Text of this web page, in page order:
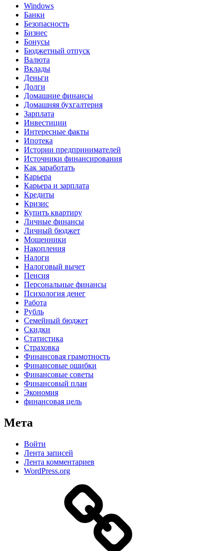
Windows
Банки
Безопасность
Бизнес
Бонусы
Бюджетный отпуск
Валюта
Вклады
Деньги
Долги
Домашние финансы
Домашняя бухгалтерия
Зарплата
Инвестиции
Интересные факты
Ипотека
Истории предпринимателей
Источники финансирования
Как заработать
Карьера
Карьера и зарплата
Кредиты
Кризис
Купить квартиру
Личные финансы
Личный бюджет
Мошенники
Накопления
Налоги
Налоговый вычет
Пенсия
Персональные финансы
Психология денег
Работа
Рубль
Семейный бюджет
Скидки
Статистика
Страховка
Финансовая грамотность
Финансовые ошибки
Финансовые советы
Финансовый план
Экономия
финансовая цель
Мета
Войти
Лента записей
Лента комментариев
WordPress.org